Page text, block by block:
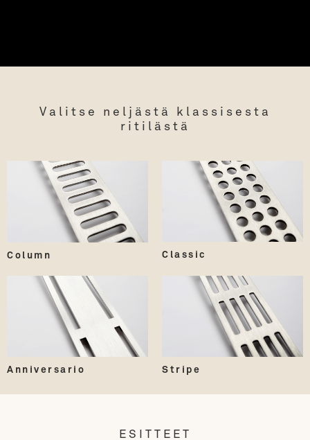
Valitse neljästä klassisesta
ritilästä
Column Classic
Anniversario Stripe
ESITTEET